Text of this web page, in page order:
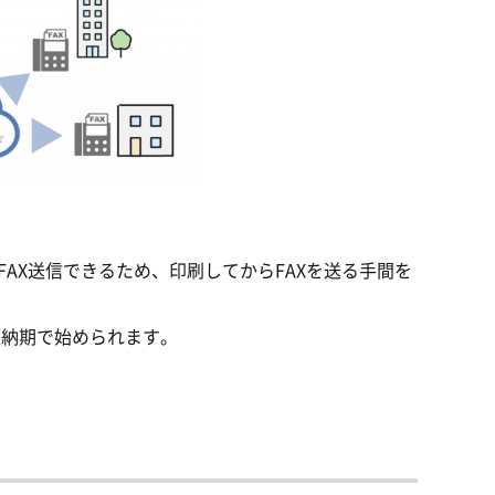
送信できるため、印刷してからFAXを送る手間を
期で始められます。